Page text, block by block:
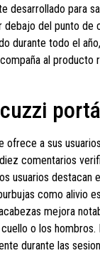
para
del punto de
durante todo el
al producto
ofrece a sus
comentarios
usuarios destacan
como alivio
mejora
o los
durante las